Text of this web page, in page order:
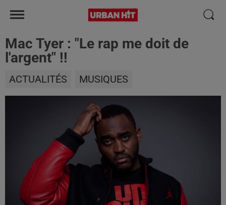
Mac Tyer : "Le rap me doit de
l'argent" !!
ACTUALITÉS MUSIQUES